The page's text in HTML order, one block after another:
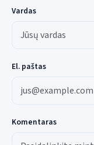
Vardas
El. paštas
Komentaras